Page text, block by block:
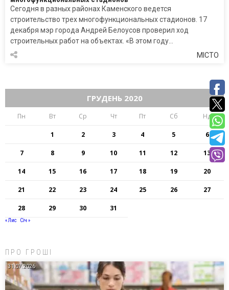
Сегодня в разных районах Каменского ведется
строительство трех многофункциональных стадионов. 17
декабря мэр города Андрей Белоусов проверил ход
строительных работ на объектах. «В этом году…
МІСТО
ГРУДЕНЬ 2020
Пн Вт Ср Чт Пт Сб Нд
1 2 3 4 5 6
7 8 9 10 11 12 13
14 15 16 17 18 19 20
21 22 23 24 25 26 27
28 29 30 31
« Лис Січ »
ПРО ГРОШІ
31.07.2026